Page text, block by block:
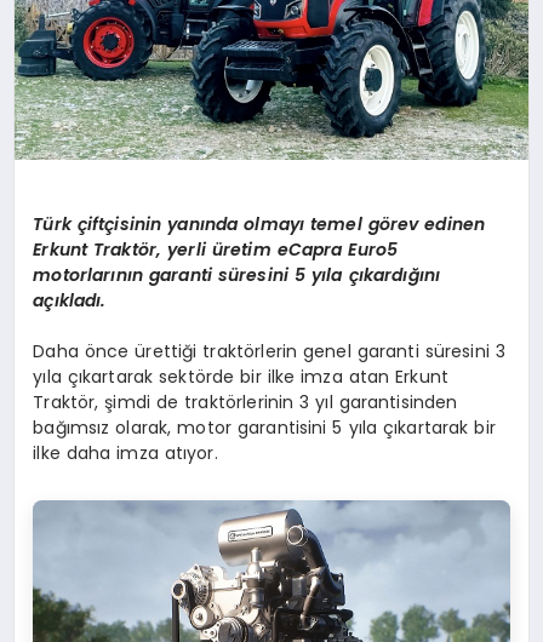
Türk çiftçisinin yanında olmayı temel görev edinen
Erkunt Traktör, yerli üretim eCapra Euro5
motorlarının garanti süresini 5 yıla çıkardığını
açıkladı.
Daha önce ürettiği traktörlerin genel garanti süresini 3
yıla çıkartarak sektörde bir ilke imza atan Erkunt
Traktör, şimdi de traktörlerinin 3 yıl garantisinden
bağımsız olarak, motor garantisini 5 yıla çıkartarak bir
ilke daha imza atıyor.